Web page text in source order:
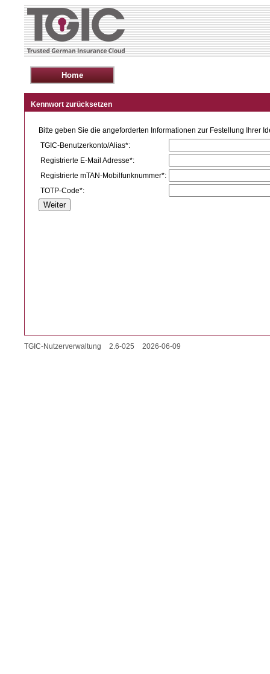
Kennwort zurücksetzen
Bitte geben Sie die angeforderten Informationen zur Festellung Ihrer
TGIC-Benutzerkonto/Alias*:
Registrierte E-Mail Adresse*:
Registrierte mTAN-Mobilfunknummer*:
TOTP-Code*:
TGIC-Nutzerverwaltung 2.6-025 2026-06-09